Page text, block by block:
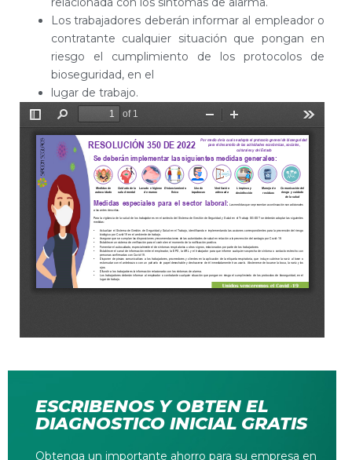
Los trabajadores deberán informar al empleador o
contratante cualquier situación que pongan en
riesgo el cumplimiento de los protocolos de
bioseguridad, en el
lugar de trabajo.
ESCRIBENOS Y OBTEN EL
DIAGNOSTICO INICIAL GRATIS
Obtenga un importante ahorro para su empresa en